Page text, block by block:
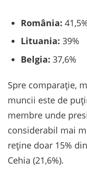
România:
Lituania: 39%
Belgia: 37,6%
Spre comparație,
muncii este de
membre unde
considerabil mai
reține doar 15%
Cehia (21,6%).